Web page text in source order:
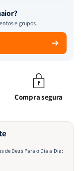
e grupos.
Compra segura
de Deus Para o Dia a Dia: